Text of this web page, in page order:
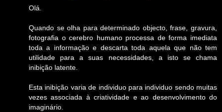
Olá.
Quando se olha para determinado objecto, frase, gravura,
fotografia o cerebro humano processa de forma imediata
toda a informação e descarta toda aquela que não tem
utilidade para a suas necessidades, a isto se chama
inibição latente.
Esta inibição varia de individuo para individuo sendo muitas
vezes associada à criatividade e ao desenvolvimento do
imaginário.